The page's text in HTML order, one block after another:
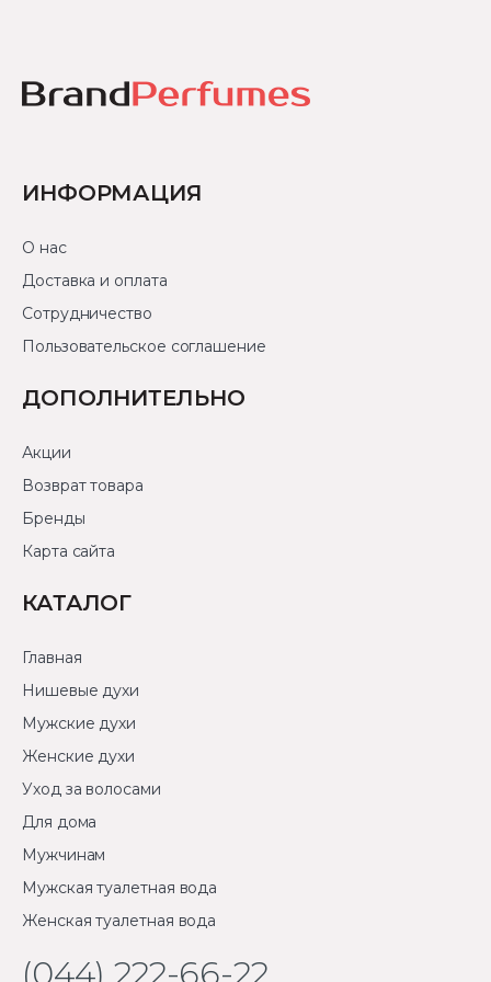
ИНФОРМАЦИЯ
О нас
Доставка и оплата
Сотрудничество
Пользовательское соглашение
ДОПОЛНИТЕЛЬНО
Акции
Возврат товара
Бренды
Карта сайта
КАТАЛОГ
Главная
Нишевые духи
Мужские духи
Женские духи
Уход за волосами
Для дома
Мужчинам
Мужская туалетная вода
Женская туалетная вода
(044) 222-66-22